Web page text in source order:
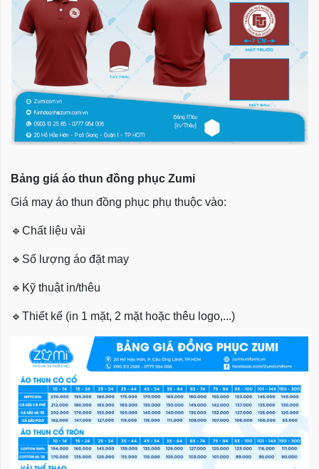
Bảng giá áo thun đồng phục Zumi
Giá may áo thun đồng phục phụ thuộc vào:
🔹 Chất liệu vải
🔹 Số lượng áo đặt may
🔹 Kỹ thuật in/thêu
🔹 Thiết kế (in 1 mặt, 2 mặt hoặc thêu logo,...)